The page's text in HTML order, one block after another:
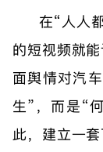
在“人人都
的短视频就
面舆情对汽
生”，而是“
此，建立一